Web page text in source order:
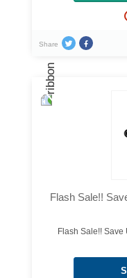
Share
Flash Sale!!
Flash Sale!! Save